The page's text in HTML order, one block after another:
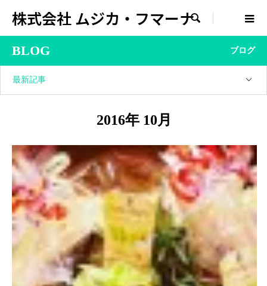
株式会社 ムジカ・フマーナ
BLOG ブログ
最新記事
2016年 10月